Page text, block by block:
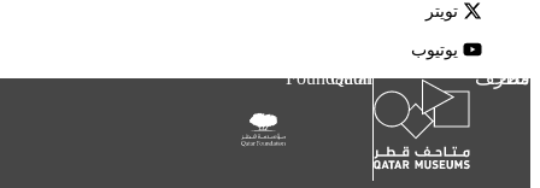
تويتر
يوتيوب
متاحف قطر Qatar Foundation